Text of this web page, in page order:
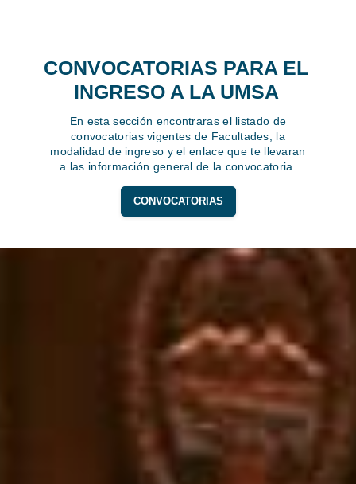
CONVOCATORIAS PARA EL
INGRESO A LA UMSA
En esta sección encontraras el listado de
convocatorias vigentes de Facultades, la
modalidad de ingreso y el enlace que te llevaran
a las información general de la convocatoria.
CONVOCATORIAS